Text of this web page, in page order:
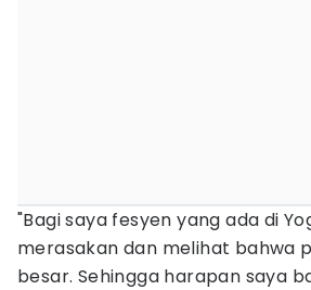
"Bagi saya fesyen yang ada di
merasakan dan melihat bahwa
besar. Sehingga harapan saya